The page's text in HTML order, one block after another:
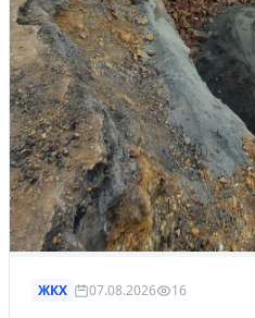
ЖКХ 07.08.2026 16